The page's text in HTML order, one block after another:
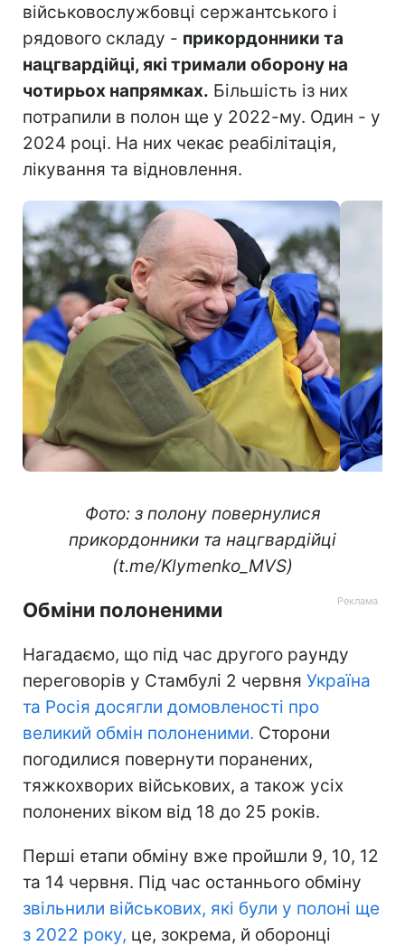
військовослужбовці сержантського і
рядового складу - прикордонники та
нацгвардійці, які тримали оборону на
чотирьох напрямках. Більшість із них
потрапили в полон ще у 2022-му. Один - у
2024 році. На них чекає реабілітація,
лікування та відновлення.
Фото: з полону повернулися
прикордонники та нацгвардійці
(t.me/Klymenko_MVS)
Обміни полоненими
Нагадаємо, що під час другого раунду
переговорів у Стамбулі 2 червня Україна
та Росія досягли домовленості про
великий обмін полоненими. Сторони
погодилися повернути поранених,
тяжкохворих військових, а також усіх
полонених віком від 18 до 25 років.
Перші етапи обміну вже пройшли 9, 10, 12
та 14 червня. Під час останнього обміну
звільнили військових, які були у полоні ще
з 2022 року, це, зокрема, й оборонці